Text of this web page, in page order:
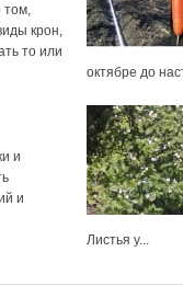
крон,
то или
октябре до
и
и
Листья у...